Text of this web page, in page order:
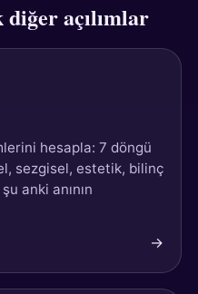
açılımlar
hesapla: 7 döngü
sezgisel, estetik, bilinç
anki anının
→